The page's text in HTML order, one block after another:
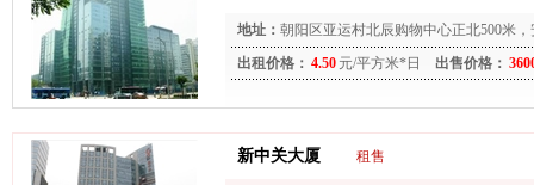
地址： 朝阳区亚运村北辰购物中心正北500米
(邮编:100101)
出租价格： 4.50 元/平方米*日 出售价格：
新中关大厦 租售